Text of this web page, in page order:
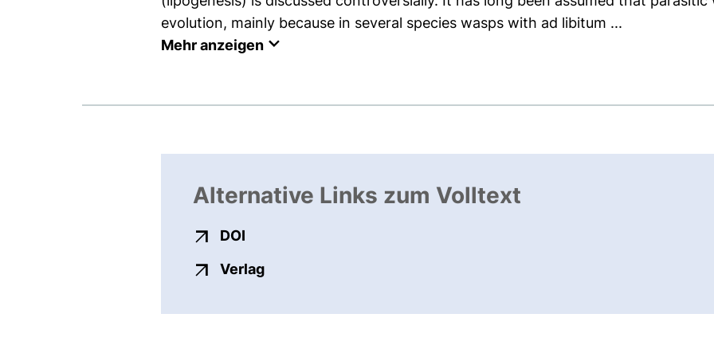
evolution, mainly because in several species wasps with ad libitum ...
Mehr anzeigen
Alternative Links zum Volltext
DOI
Verlagexterner Link, öffnet neues Fenster